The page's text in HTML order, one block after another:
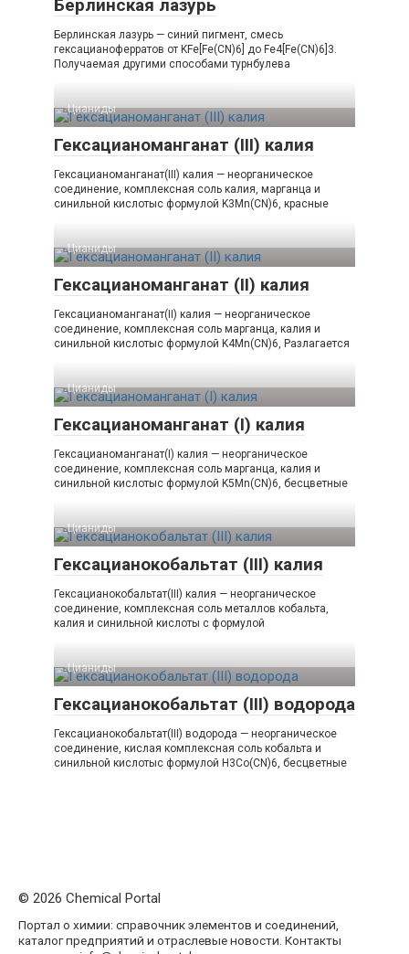
Берлинская лазурь
Берлинская лазурь — синий пигмент, смесь
гексацианоферратов от KFe[Fe(CN)6] до Fe4[Fe(CN)6]3.
Получаемая другими способами турнбулева
Цианиды‎
Гексацианоманганат (III) калия
Гексацианоманганат(III) калия — неорганическое
соединение, комплексная соль калия, марганца и
синильной кислотыс формулой K3Mn(CN)6, красные
Цианиды‎
Гексацианоманганат (II) калия
Гексацианоманганат(II) калия — неорганическое
соединение, комплексная соль марганца, калия и
синильной кислотыс формулой K4Mn(CN)6, Разлагается
Цианиды‎
Гексацианоманганат (I) калия
Гексацианоманганат(I) калия — неорганическое
соединение, комплексная соль марганца, калия и
синильной кислотыс формулой K5Mn(CN)6, бесцветные
Цианиды‎
Гексацианокобальтат (III) калия
Гексацианокобальтат(III) калия — неорганическое
соединение, комплексная соль металлов кобальта,
калия и синильной кислоты с формулой
Цианиды‎
Гексацианокобальтат (III) водорода
Гексацианокобальтат(III) водорода — неорганическое
соединение, кислая комплексная соль кобальта и
синильной кислотыс формулой H3Co(CN)6, бесцветные
© 2026 Chemical Portal
Портал о химии: справочник элементов и соединений,
каталог предприятий и отраслевые новости. Контакты